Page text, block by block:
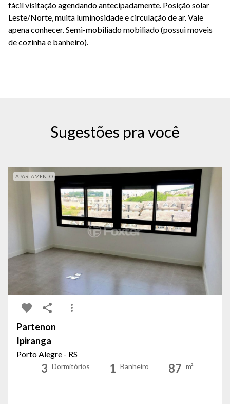
fácil visitação agendando antecipadamente. Posição solar
Leste/Norte, muita luminosidade e circulação de ar. Vale
apena conhecer. Semi-mobiliado mobiliado (possui moveis
de cozinha e banheiro).
Sugestões pra você
APARTAMENTO
Partenon
Ipiranga
Porto Alegre - RS
3 Dormitórios 1 Banheiro 87 m²